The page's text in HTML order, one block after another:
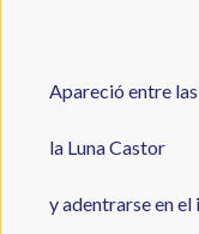
Apareció entre
la Luna Castor
y adentrarse en el